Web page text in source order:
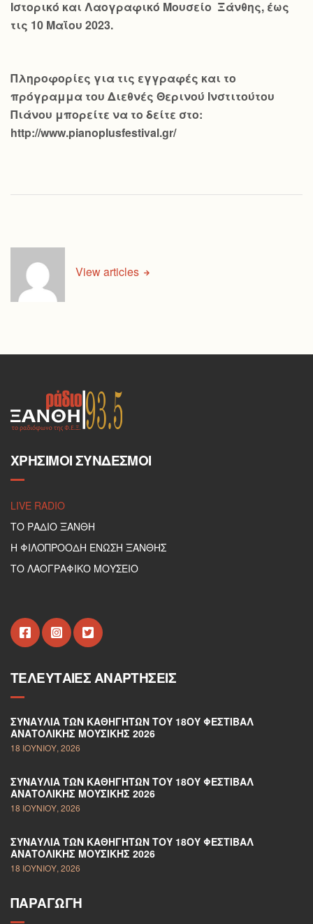
Ιστορικό και Λαογραφικό Μουσείο Ξάνθης, έως
τις 10 Μαΐου 2023.
Πληροφορίες για τις εγγραφές και το
πρόγραμμα του Διεθνές Θερινού Ινστιτούτου
Πιάνου μπορείτε να το δείτε στο:
http://www.pianoplusfestival.gr/
View articles
ΧΡΉΣΙΜΟΙ ΣΎΝΔΕΣΜΟΙ
LIVE RADIO
ΤΟ ΡΑΔΙΟ ΞΑΝΘΗ
Η ΦΙΛΟΠΡΟΟΔΗ ΕΝΩΣΗ ΞΑΝΘΗΣ
ΤΟ ΛΑΟΓΡΑΦΙΚΟ ΜΟΥΣΕΙΟ
ΤΕΛΕΥΤΑΊΕΣ ΑΝΑΡΤΉΣΕΙΣ
ΣΥΝΑΥΛΊΑ ΤΩΝ ΚΑΘΗΓΗΤΏΝ ΤΟΥ 18ΟΥ ΦΕΣΤΙΒΆΛ
ΑΝΑΤΟΛΙΚΉΣ ΜΟΥΣΙΚΉΣ 2026
18 ΙΟΥΝΊΟΥ, 2026
ΣΥΝΑΥΛΊΑ ΤΩΝ ΚΑΘΗΓΗΤΏΝ ΤΟΥ 18ΟΥ ΦΕΣΤΙΒΆΛ
ΑΝΑΤΟΛΙΚΉΣ ΜΟΥΣΙΚΉΣ 2026
18 ΙΟΥΝΊΟΥ, 2026
ΣΥΝΑΥΛΊΑ ΤΩΝ ΚΑΘΗΓΗΤΏΝ ΤΟΥ 18ΟΥ ΦΕΣΤΙΒΆΛ
ΑΝΑΤΟΛΙΚΉΣ ΜΟΥΣΙΚΉΣ 2026
18 ΙΟΥΝΊΟΥ, 2026
ΠΑΡΑΓΩΓΉ